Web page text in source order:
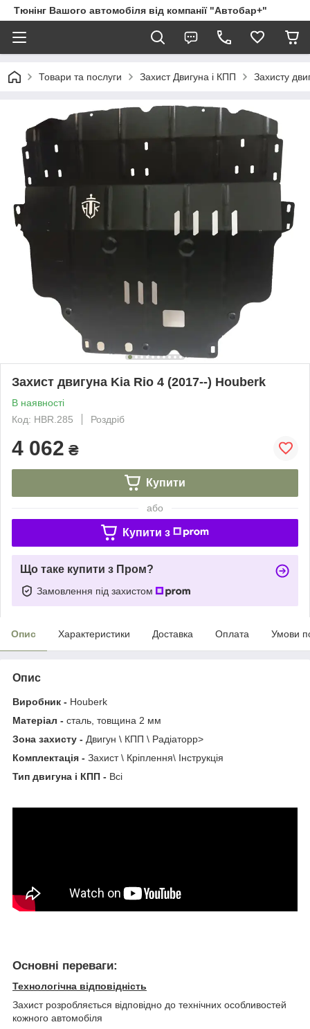
Тюнінг Вашого автомобіля від компанії "Автобар+"
Товари та послуги Захист Двигуна і КПП Захисту
Захист двигуна Kia Rio 4 (2017--) Houberk
В наявності
Код: HBR.285
Роздріб
4 062 ₴
Купити
або
Купити з
Що таке купити з Пром?
Замовлення під захистом
Опис Характеристики Доставка Оплата Умови
Опис
Виробник - Houberk
Матеріал - сталь, товщина 2 мм
Зона захисту - Двигун \ КПП \ Радіаторp>
Комплектація - Захист \ Кріплення\ Інструкція
Тип двигуна і КПП - Всі
Основні переваги:
Технологічна відповідність
Захист розробляється відповідно до технічних особливостей
кожного автомобіля